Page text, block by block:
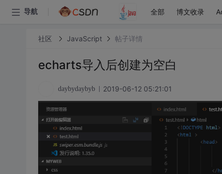
导航 全部 博文收录
社区 JavaScript 帖子详情
echarts导入后创建为空白
daybydaybyb 2019-06-12 05:21:01